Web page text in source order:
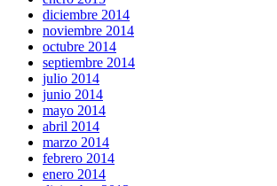
diciembre 2014
noviembre 2014
octubre 2014
septiembre 2014
julio 2014
junio 2014
mayo 2014
abril 2014
marzo 2014
febrero 2014
enero 2014